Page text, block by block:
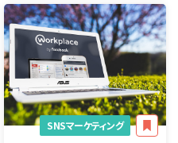
SNSマーケティング